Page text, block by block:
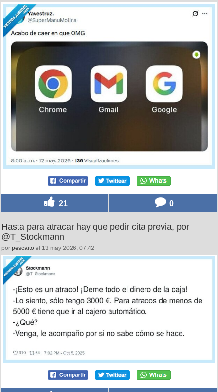
21 0
Hasta para atracar hay que pedir cita previa, por
@T_Stockmann
por pescaito el 13 may 2026, 07:42